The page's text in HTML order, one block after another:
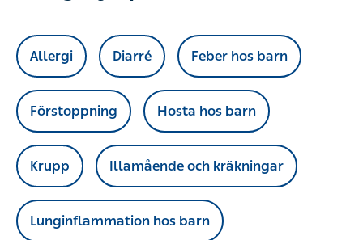
Allergi Diarré Feber hos barn
Förstoppning Hosta hos barn
Krupp Illamående och kräkningar
Lunginflammation hos barn